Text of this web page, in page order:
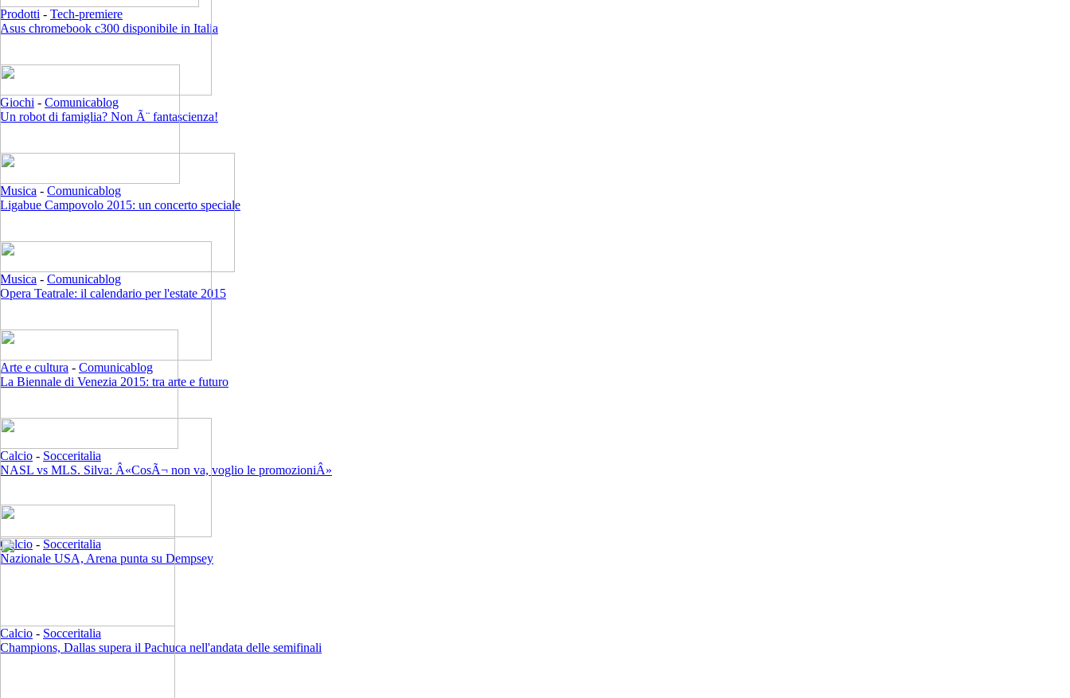
Prodotti - Tech-premiere
Asus chromebook c300 disponibile in Italia
Giochi - Comunicablog
Un robot di famiglia? Non Ã¨ fantascienza!
Musica - Comunicablog
Ligabue Campovolo 2015: un concerto speciale
Musica - Comunicablog
Opera Teatrale: il calendario per l'estate 2015
Arte e cultura - Comunicablog
La Biennale di Venezia 2015: tra arte e futuro
Calcio - Socceritalia
NASL vs MLS. Silva: Â«CosÃ¬ non va, voglio le promozioniÂ»
Calcio - Socceritalia
Nazionale USA, Arena punta su Dempsey
Calcio - Socceritalia
Champions, Dallas supera il Pachuca nell'andata delle semifinali